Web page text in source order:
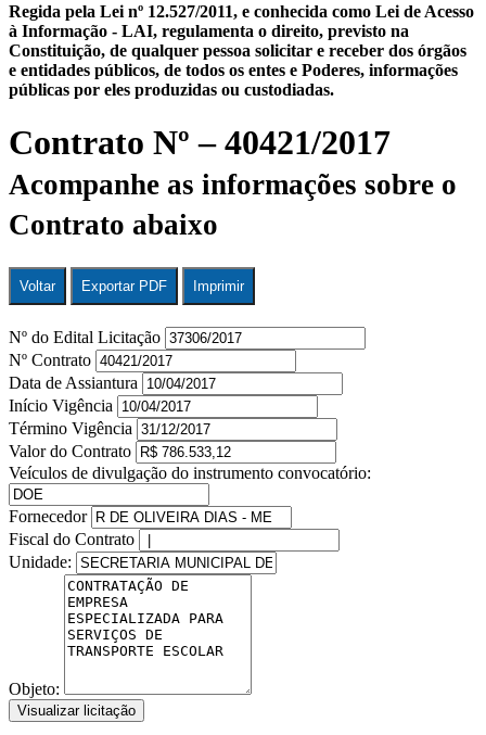
Regida pela Lei nº 12.527/2011, e conhecida como Lei de Acesso
à Informação - LAI, regulamenta o direito, previsto na
Constituição, de qualquer pessoa solicitar e receber dos órgãos
e entidades públicos, de todos os entes e Poderes, informações
públicas por eles produzidas ou custodiadas.
Contrato Nº – 40421/2017
Acompanhe as informações sobre o
Contrato abaixo
Voltar Exportar PDF Imprimir
Nº do Edital Licitação
Nº Contrato
Data de Assiantura
Início Vigência
Término Vigência
Valor do Contrato
Veículos de divulgação do instrumento convocatório:
Fornecedor
Fiscal do Contrato
Unidade:
Objeto:
Visualizar licitação